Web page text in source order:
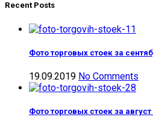
Recent Posts
Фото торговых стоек за
19.09.2019 No Comments
Фото торговых стоек за